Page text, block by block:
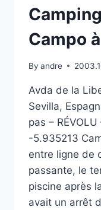
Campo
By andre
Avda de la
Sevilla,
pas –
-5.935213
entre ligne de
passante, le
piscine après
avait un arrêt